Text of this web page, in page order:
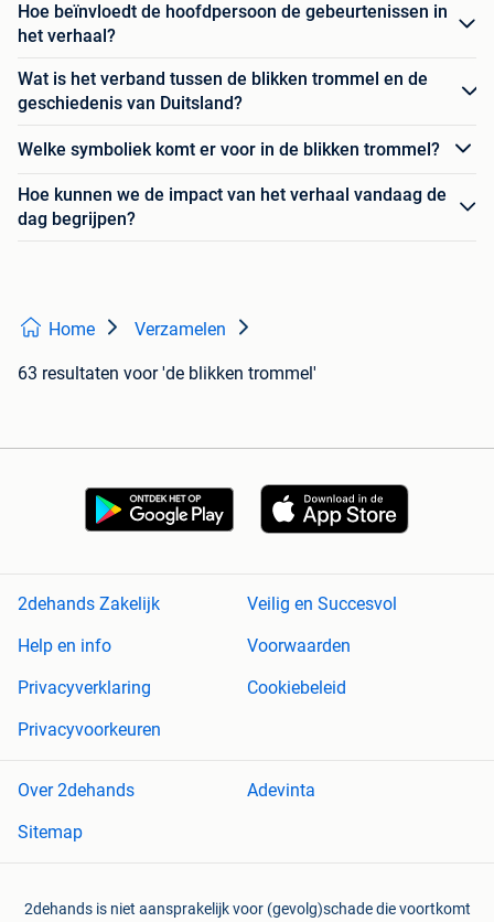
Hoe beïnvloedt de hoofdpersoon de gebeurtenissen in
het verhaal?
Wat is het verband tussen de blikken trommel en de
geschiedenis van Duitsland?
Welke symboliek komt er voor in de blikken trommel?
Hoe kunnen we de impact van het verhaal vandaag de
dag begrijpen?
Home Verzamelen
63 resultaten voor 'de blikken trommel'
2dehands Zakelijk
Veilig en Succesvol
Help en info
Voorwaarden
Privacyverklaring
Cookiebeleid
Privacyvoorkeuren
Over 2dehands
Adevinta
Sitemap
2dehands is niet aansprakelijk voor (gevolg)schade die voortkomt